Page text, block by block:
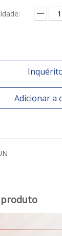
Adicionar a
produto